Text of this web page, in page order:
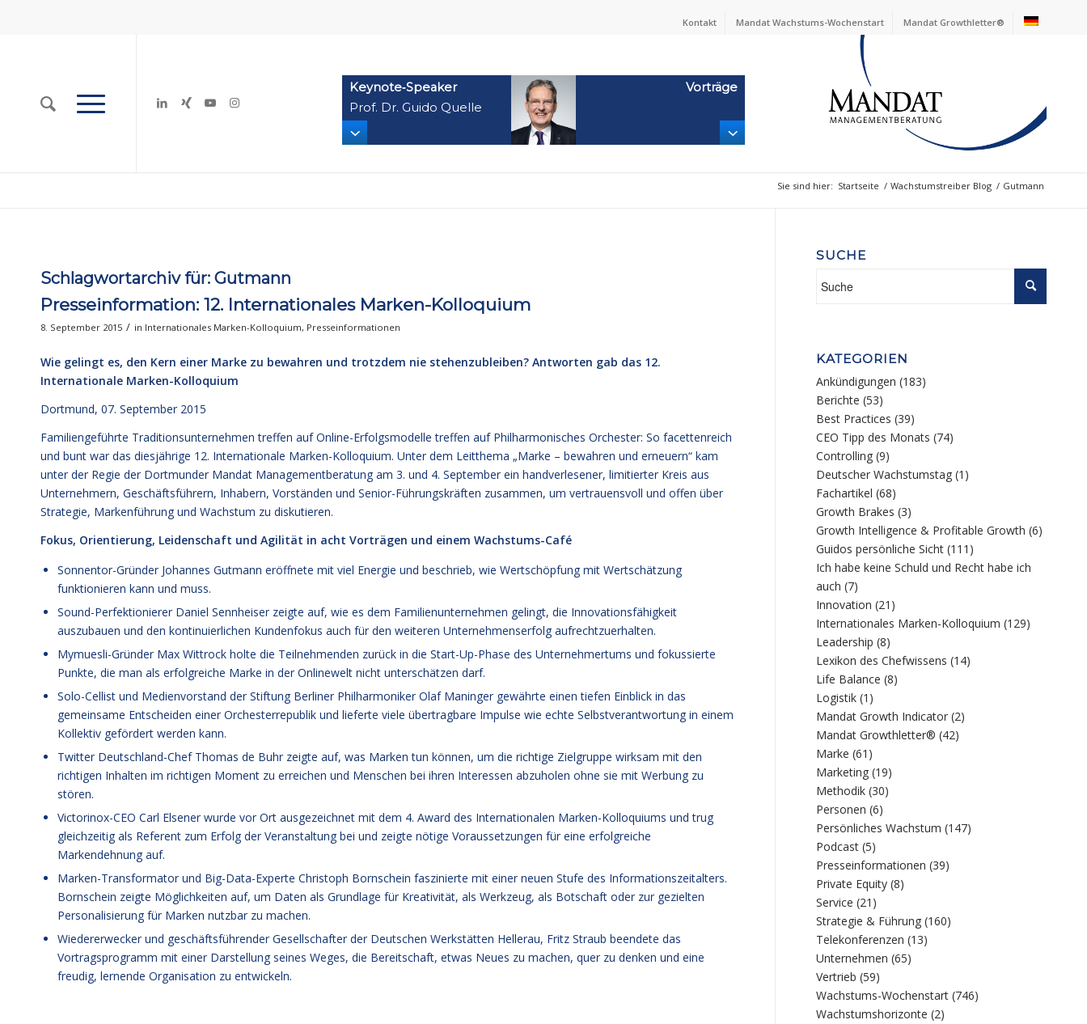
Kontakt Mandat Wachstums-Wochenstart Mandat Growthletter®
Keynote‑Speaker
Prof. Dr. Guido Quelle
Vorträge
Sie sind hier: Startseite / Wachstumstreiber Blog / Gutmann
Schlagwortarchiv für: Gutmann
Presseinformation: 12. Internationales Marken-Kolloquium
8. September 2015 / in Internationales Marken-Kolloquium, Presseinformationen
Wie gelingt es, den Kern einer Marke zu bewahren und trotzdem nie stehenzubleiben? Antworten gab das 12.
Internationale Marken-Kolloquium
Dortmund, 07. September 2015
Familiengeführte Traditionsunternehmen treffen auf Online-Erfolgsmodelle treffen auf Philharmonisches Orchester: So facettenreich
und bunt war das diesjährige 12. Internationale Marken-Kolloquium. Unter dem Leitthema „Marke – bewahren und erneuern“ kam
unter der Regie der Dortmunder Mandat Managementberatung am 3. und 4. September ein handverlesener, limitierter Kreis aus
Unternehmern, Geschäftsführern, Inhabern, Vorständen und Senior-Führungskräften zusammen, um vertrauensvoll und offen über
Strategie, Markenführung und Wachstum zu diskutieren.
Fokus, Orientierung, Leidenschaft und Agilität in acht Vorträgen und einem Wachstums-Café
Sonnentor-Gründer Johannes Gutmann eröffnete mit viel Energie und beschrieb, wie Wertschöpfung mit Wertschätzung
funktionieren kann und muss.
Sound-Perfektionierer Daniel Sennheiser zeigte auf, wie es dem Familienunternehmen gelingt, die Innovationsfähigkeit
auszubauen und den kontinuierlichen Kundenfokus auch für den weiteren Unternehmenserfolg aufrechtzuerhalten.
Mymuesli-Gründer Max Wittrock holte die Teilnehmenden zurück in die Start-Up-Phase des Unternehmertums und fokussierte
Punkte, die man als erfolgreiche Marke in der Onlinewelt nicht unterschätzen darf.
Solo-Cellist und Medienvorstand der Stiftung Berliner Philharmoniker Olaf Maninger gewährte einen tiefen Einblick in das
gemeinsame Entscheiden einer Orchesterrepublik und lieferte viele übertragbare Impulse wie echte Selbstverantwortung in einem
Kollektiv gefördert werden kann.
Twitter Deutschland-Chef Thomas de Buhr zeigte auf, was Marken tun können, um die richtige Zielgruppe wirksam mit den
richtigen Inhalten im richtigen Moment zu erreichen und Menschen bei ihren Interessen abzuholen ohne sie mit Werbung zu
stören.
Victorinox-CEO Carl Elsener wurde vor Ort ausgezeichnet mit dem 4. Award des Internationalen Marken-Kolloquiums und trug
gleichzeitig als Referent zum Erfolg der Veranstaltung bei und zeigte nötige Voraussetzungen für eine erfolgreiche
Markendehnung auf.
Marken-Transformator und Big-Data-Experte Christoph Bornschein faszinierte mit einer neuen Stufe des Informationszeitalters.
Bornschein zeigte Möglichkeiten auf, um Daten als Grundlage für Kreativität, als Werkzeug, als Botschaft oder zur gezielten
Personalisierung für Marken nutzbar zu machen.
Wiedererwecker und geschäftsführender Gesellschafter der Deutschen Werkstätten Hellerau, Fritz Straub beendete das
Vortragsprogramm mit einer Darstellung seines Weges, die Bereitschaft, etwas Neues zu machen, quer zu denken und eine
freudig, lernende Organisation zu entwickeln.
SUCHE
KATEGORIEN
Ankündigungen (183)
Berichte (53)
Best Practices (39)
CEO Tipp des Monats (74)
Controlling (9)
Deutscher Wachstumstag (1)
Fachartikel (68)
Growth Brakes (3)
Growth Intelligence & Profitable Growth (6)
Guidos persönliche Sicht (111)
Ich habe keine Schuld und Recht habe ich
auch (7)
Innovation (21)
Internationales Marken-Kolloquium (129)
Leadership (8)
Lexikon des Chefwissens (14)
Life Balance (8)
Logistik (1)
Mandat Growth Indicator (2)
Mandat Growthletter® (42)
Marke (61)
Marketing (19)
Methodik (30)
Personen (6)
Persönliches Wachstum (147)
Podcast (5)
Presseinformationen (39)
Private Equity (8)
Service (21)
Strategie & Führung (160)
Telekonferenzen (13)
Unternehmen (65)
Vertrieb (59)
Wachstums-Wochenstart (746)
Wachstumshorizonte (2)